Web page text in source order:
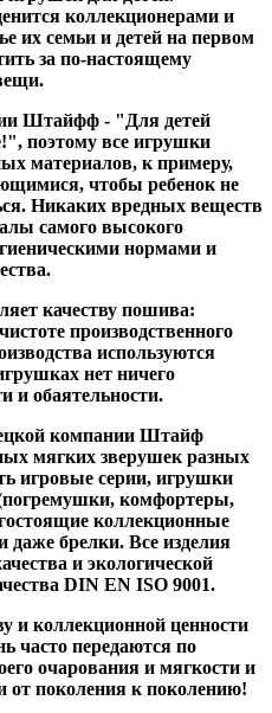
коллекционерами и
их семьи и детей на первом
за по-настоящему
Штайфф - "Для детей
поэтому все игрушки
материалов, к примеру,
чтобы ребенок не
Никаких вредных веществ
самого высокого
нормами и
качеству пошива:
производственного
используются
нет ничего
и обаятельности.
компании Штайф
мягких зверушек разных
игровые серии, игрушки
комфортеры,
коллекционные
брелки. Все изделия
и экологической
DIN EN ISO 9001.
и коллекционной ценности
часто передаются по
очарования и мягкости и
от поколения к поколению!